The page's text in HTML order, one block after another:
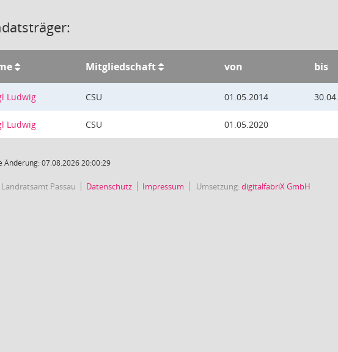
Mitgliedschaft von bis
Ludwig CSU 01.05.2014
Ludwig CSU 01.05.2020
Änderung: 07.08.2026 20:00:29
Passau Datenschutz Impressum Umsetzung:digitalfabriX GmbH